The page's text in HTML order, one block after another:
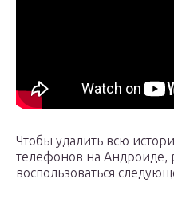
Чтобы удалить всю
телефонов на Андроиде,
воспользоваться